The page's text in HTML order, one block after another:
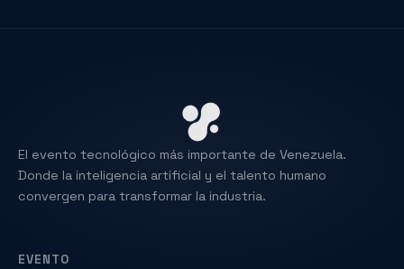
El evento tecnológico más importante de Venezuela.
Donde la inteligencia artificial y el talento humano
convergen para transformar la industria.
EVENTO